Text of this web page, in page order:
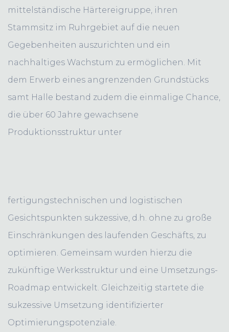
mittelständische Härtereigruppe, ihren
Stammsitz im Ruhrgebiet auf die neuen
Gegebenheiten auszurichten und ein
nachhaltiges Wachstum zu ermöglichen. Mit
dem Erwerb eines angrenzenden Grundstücks
samt Halle bestand zudem die einmalige Chance,
die über 60 Jahre gewachsene
Produktionsstruktur unter
fertigungstechnischen und logistischen
Gesichtspunkten sukzessive, d.h. ohne zu große
Einschränkungen des laufenden Geschäfts, zu
optimieren. Gemeinsam wurden hierzu die
zukünftige Werksstruktur und eine Umsetzungs-
Roadmap entwickelt. Gleichzeitig startete die
sukzessive Umsetzung identifizierter
Optimierungspotenziale.